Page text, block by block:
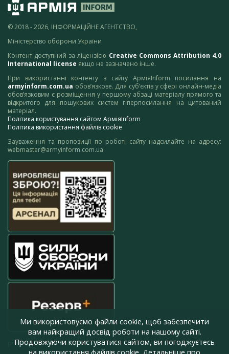
© 2018 - 2026, ІНФОРМАЦІЙНЕ АГЕНТСТВО,
Міністерство оборони України
Контент доступний за ліцензією Creative Commons Attribution 4.0
International license якщо не зазначено інше.
При використанні контенту з сайту АрміяInform посилання на
armyinform.com.ua обов’язкове. Для суб’єктів у сфері онлайн-медіа
обов’язковим є розміщення у першому абзаці матеріалу прямого та
відкритого для пошукових систем гіперпосилання на цитований
матеріал.
Політика користування сайтом АрміяInform
Політика використання файлів cookie
Зауваження та пропозиції по роботі сайту надсилайте на адресу:
webmaster@armyinform.com.ua
press@armyinform.com.ua
Ми використовуємо файли cookie, щоб забезпечити
вам найкращий досвід роботи на нашому сайті.
Продовжуючи користуватися сайтом, ви погоджуєтесь